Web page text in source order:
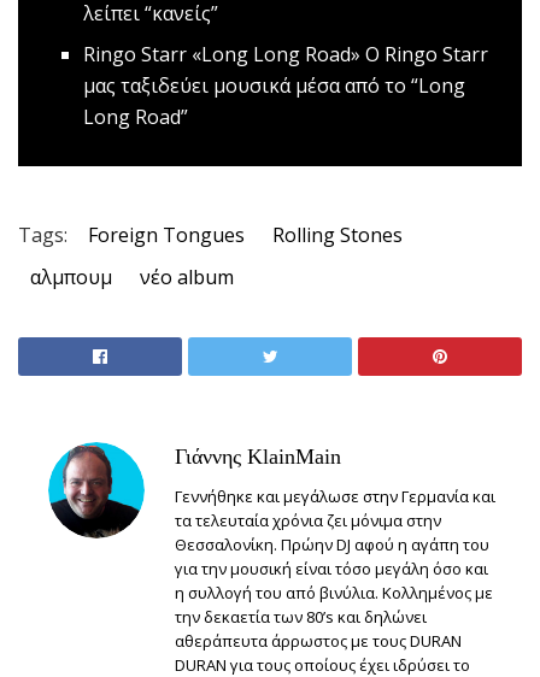
λείπει “κανείς”
Ringo Starr «Long Long Road» Ο Ringo Starr
μας ταξιδεύει μουσικά μέσα από το “Long
Long Road”
Tags: Foreign Tongues
Rolling Stones
αλμπουμ
νέο album
Γιάννης KlainMain
Γεννήθηκε και μεγάλωσε στην Γερμανία και
τα τελευταία χρόνια ζει μόνιμα στην
Θεσσαλονίκη. Πρώην DJ αφού η αγάπη του
για την μουσική είναι τόσο μεγάλη όσο και
η συλλογή του από βινύλια. Κολλημένος με
την δεκαετία των 80’s και δηλώνει
αθεράπευτα άρρωστος με τους DURAN
DURAN για τους οποίους έχει ιδρύσει το